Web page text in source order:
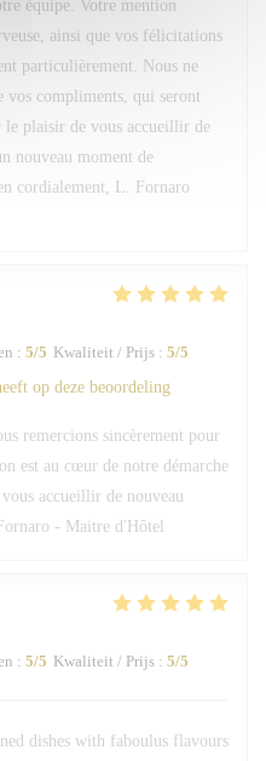
équipe. Votre mention
ainsi que vos félicitations
particulièrement. Nous ne
vos compliments, qui seront
le plaisir de vous accueillir de
nouveau moment de
cordialement, L. Fornaro
: 5/5 Kwaliteit / Prijs : 5/5
op deze beoordeling
remercions sincèrement pour
est au cœur de notre démarche
accueillir de nouveau
- Maitre d'Hôtel
: 5/5 Kwaliteit / Prijs : 5/5
dishes with faboulus flavours